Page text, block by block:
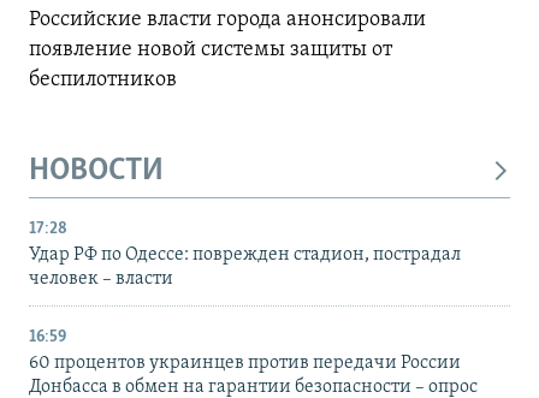
Российские власти города анонсировали
появление новой системы защиты от
беспилотников
НОВОСТИ
17:28
Удар РФ по Одессе: поврежден стадион, пострадал
человек – власти
16:59
60 процентов украинцев против передачи России
Донбасса в обмен на гарантии безопасности – опрос